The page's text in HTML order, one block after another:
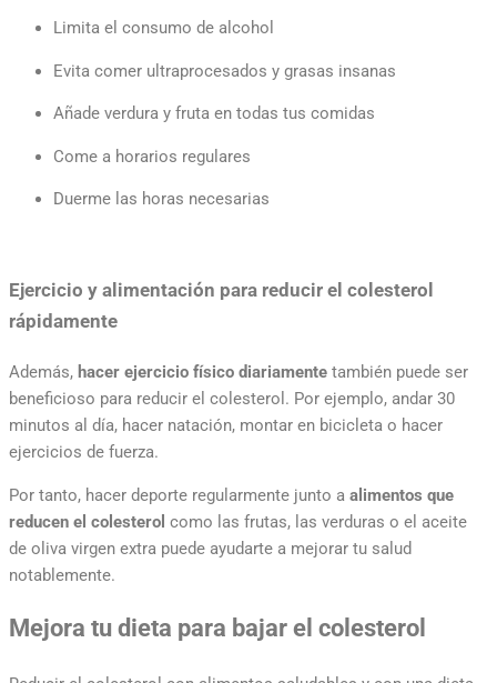
Limita el consumo de alcohol
Evita comer ultraprocesados y grasas insanas
Añade verdura y fruta en todas tus comidas
Come a horarios regulares
Duerme las horas necesarias
Ejercicio y alimentación para reducir el colesterol
rápidamente
Además, hacer ejercicio físico diariamente también puede ser
beneficioso para reducir el colesterol. Por ejemplo, andar 30
minutos al día, hacer natación, montar en bicicleta o hacer
ejercicios de fuerza.
Por tanto, hacer deporte regularmente junto a alimentos que
reducen el colesterol como las frutas, las verduras o el aceite
de oliva virgen extra puede ayudarte a mejorar tu salud
notablemente.
Mejora tu dieta para bajar el colesterol